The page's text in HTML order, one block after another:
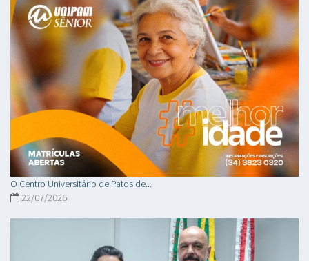
O Centro Universitário de Patos de...
22/07/2026